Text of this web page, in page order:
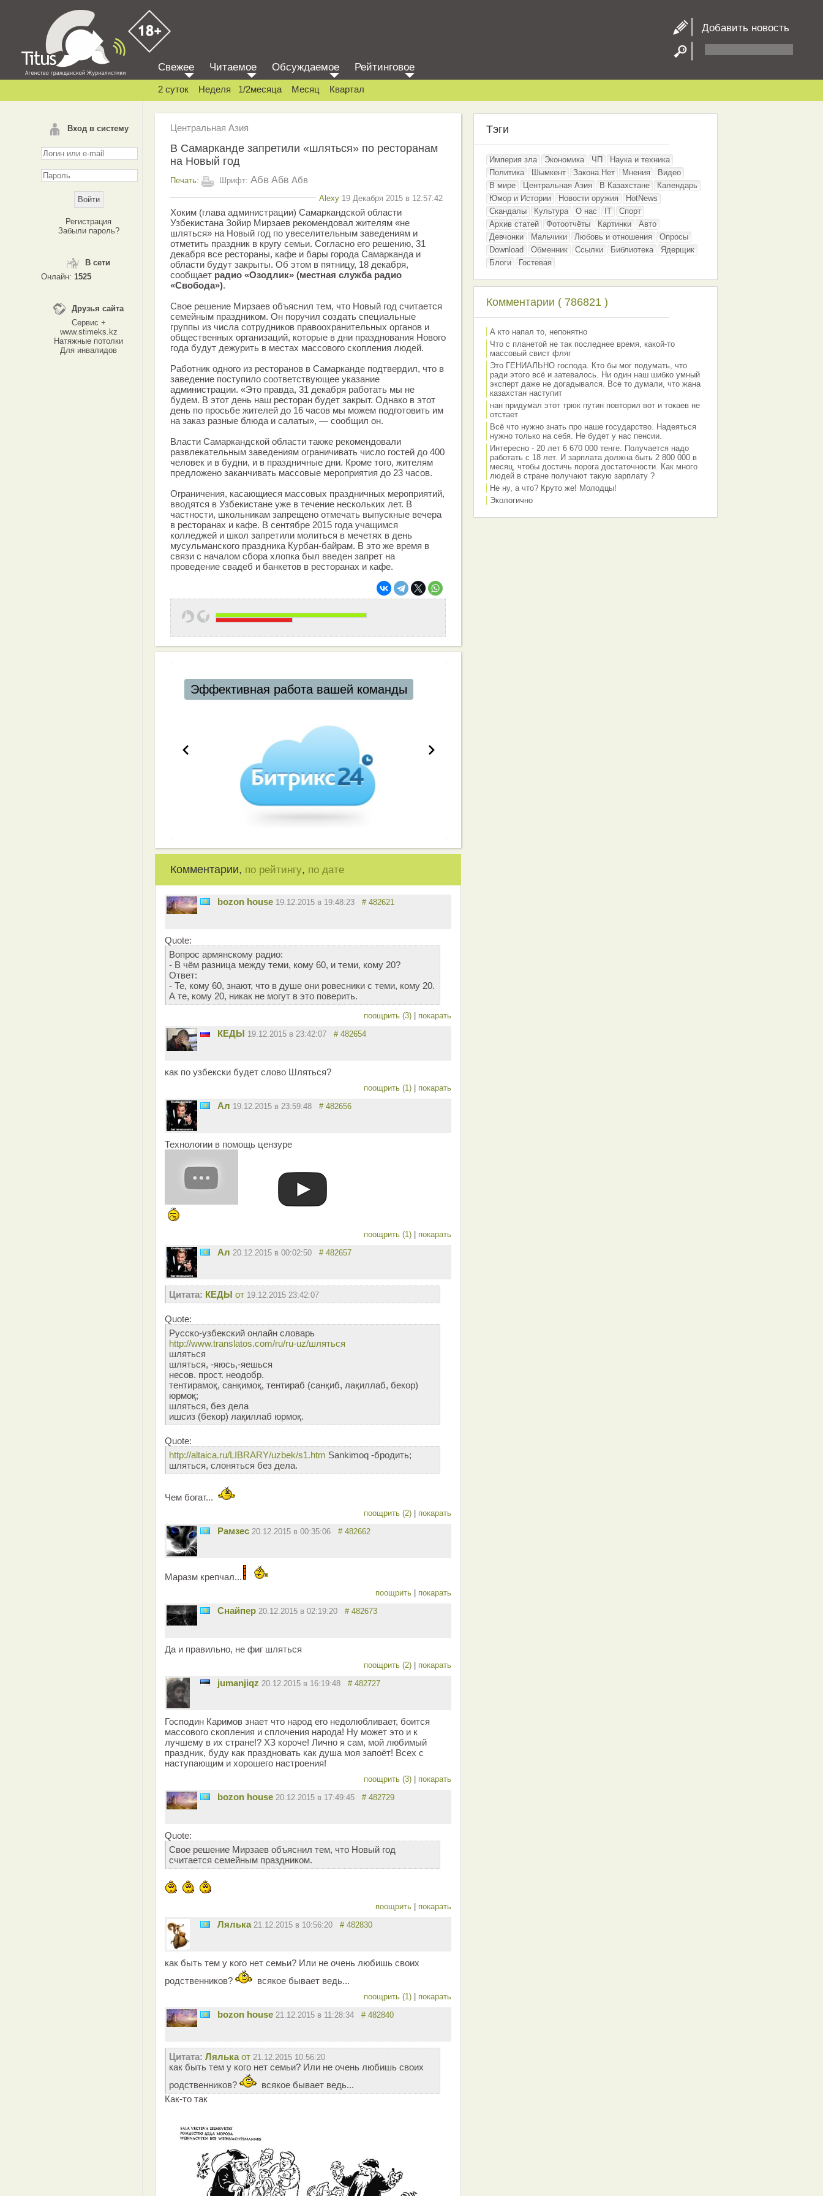
Добавить новость
Вход в систему
Регистрация
Забыли пароль?
В сети
Онлайн: 1525
Друзья сайта
Сервис +
www.stimeks.kz
Натяжные потолки
Для инвалидов
Свежее Читаемое Обсуждаемое Рейтинговое
2 суток Неделя 1/2месяца Месяц Квартал
Центральная Азия
В Самарканде запретили «шляться» по ресторанам
на Новый год
Печать: Шрифт: Абв Абв Абв
Alexy 19 Декабря 2015 в 12:57:42
Хоким (глава администрации) Самаркандской области
Узбекистана Зойир Мирзаев рекомендовал жителям «не
шляться» на Новый год по увеселительным заведениям и
отметить праздник в кругу семьи. Согласно его решению, 31
декабря все рестораны, кафе и бары города Самарканда и
области будут закрыты. Об этом в пятницу, 18 декабря,
сообщает радио «Озодлик» (местная служба радио
«Свобода»).
Свое решение Мирзаев объяснил тем, что Новый год считается
семейным праздником. Он поручил создать специальные
группы из числа сотрудников правоохранительных органов и
общественных организаций, которые в дни празднования Нового
года будут дежурить в местах массового скопления людей.
Работник одного из ресторанов в Самарканде подтвердил, что в
заведение поступило соответствующее указание
администрации. «Это правда, 31 декабря работать мы не
будем. В этот день наш ресторан будет закрыт. Однако в этот
день по просьбе жителей до 16 часов мы можем подготовить им
на заказ разные блюда и салаты», — сообщил он.
Власти Самаркандской области также рекомендовали
развлекательным заведениям ограничивать число гостей до 400
человек и в будни, и в праздничные дни. Кроме того, жителям
предложено заканчивать массовые мероприятия до 23 часов.
Ограничения, касающиеся массовых праздничных мероприятий,
вводятся в Узбекистане уже в течение нескольких лет. В
частности, школьникам запрещено отмечать выпускные вечера
в ресторанах и кафе. В сентябре 2015 года учащимся
колледжей и школ запретили молиться в мечетях в день
мусульманского праздника Курбан-байрам. В это же время в
связи с началом сбора хлопка был введен запрет на
проведение свадеб и банкетов в ресторанах и кафе.
Эффективная работа вашей команды
Комментарии, по рейтингу, по дате
bozon house 19.12.2015 в 19:48:23 # 482621
Quote:
Вопрос армянскому радио:
- В чём разница между теми, кому 60, и теми, кому 20?
Ответ:
- Те, кому 60, знают, что в душе они ровесники с теми, кому 20.
А те, кому 20, никак не могут в это поверить.
поощрить (3) покарать
КЕДЫ 19.12.2015 в 23:42:07 # 482654
как по узбекски будет слово Шляться?
поощрить (1) покарать
Ал 19.12.2015 в 23:59:48 # 482656
Технологии в помощь цензуре
поощрить (1) покарать
Ал 20.12.2015 в 00:02:50 # 482657
Цитата: КЕДЫ от 19.12.2015 23:42:07
Quote:
Русско-узбекский онлайн словарь
http://www.translatos.com/ru/ru-uz/шляться
шляться
шляться, -яюсь,-яешься
несов. прост. неодобр.
тентирамоқ, санқимоқ, тентираб (санқиб, лақиллаб, бекор)
юрмоқ;
шляться, без дела
ишсиз (бекор) лақиллаб юрмоқ.
Quote:
http://altaica.ru/LIBRARY/uzbek/s1.htm Sаnkimоq -бродить;
шляться, слоняться без дела.
Чем богат...
поощрить (2) покарать
Рамзес 20.12.2015 в 00:35:06 # 482662
Маразм крепчал...
поощрить покарать
Снайпер 20.12.2015 в 02:19:20 # 482673
Да и правильно, не фиг шляться
поощрить (2) покарать
jumanjiqz 20.12.2015 в 16:19:48 # 482727
Господин Каримов знает что народ его недолюбливает, боится
массового скопления и сплочения народа! Ну может это и к
лучшему в их стране!? ХЗ короче! Лично я сам, мой любимый
праздник, буду как праздновать как душа моя запоёт! Всех с
наступающим и хорошего настроения!
поощрить (3) покарать
bozon house 20.12.2015 в 17:49:45 # 482729
Quote:
Свое решение Мирзаев объяснил тем, что Новый год
считается семейным праздником.
поощрить покарать
Лялька 21.12.2015 в 10:56:20 # 482830
как быть тем у кого нет семьи? Или не очень любишь своих
родственников?
всякое бывает ведь...
поощрить (1) покарать
bozon house 21.12.2015 в 11:28:34 # 482840
Цитата: Лялькаот 21.12.2015 10:56:20
как быть тем у кого нет семьи? Или не очень любишь своих
родственников?
всякое бывает ведь...
Как-то так
Тэги
Империя зла Экономика ЧП
Наука и техника
Политика
Шымкент Закона.Нет Мнения
Видео
В мире
Центральная Азия В Казахстане
Календарь
Юмор и Истории
Новости оружия
HotNews
Скандалы
Культура О нас IT
Спорт
Архив статей
Фотоотчёты Картинки
Авто
Девчонки
Мальчики Любовь и отношения
Опросы
Download
Обменник Ссылки Библиотека
Ядерщик
Блоги
Гостевая
Комментарии ( 786821 )
А кто напал то, непонятно
Что с планетой не так последнее время, какой-то
массовый свист фляг
Это ГЕНИАЛЬНО господа. Кто бы мог подумать, что
ради этого всё и затевалось. Ни один наш шибко умный
эксперт даже не догадывался. Все то думали, что жана
казахстан наступит
нан придумал этот трюк путин повторил вот и токаев не
отстает
Всё что нужно знать про наше государство. Надеяться
нужно только на себя. Не будет у нас пенсии.
Интересно - 20 лет 6 670 000 тенге. Получается надо
работать с 18 лет. И зарплата должна быть 2 800 000 в
месяц, чтобы достичь порога достаточности. Как много
людей в стране получают такую зарплату ?
Не ну, а что? Круто же! Молодцы!
Экологично